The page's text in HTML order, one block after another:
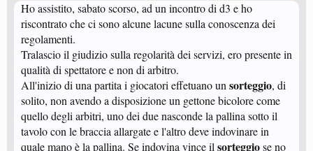
Ho assistito, sabato scorso, ad un incontro di d3 e ho
riscontrato che ci sono alcune lacune sulla conoscenza dei
regolamenti.
Tralascio il giudizio sulla regolarità dei servizi, ero presente in
qualità di spettatore e non di arbitro.
All'inizio di una partita i giocatori effetuano un sorteggio, di
solito, non avendo a disposizione un gettone bicolore come
quello degli arbitri, uno dei due nasconde la pallina sotto il
tavolo con le braccia allargate e l'altro deve indovinare in
quale mano è la pallina. Se indovina vince il sorteggiose no